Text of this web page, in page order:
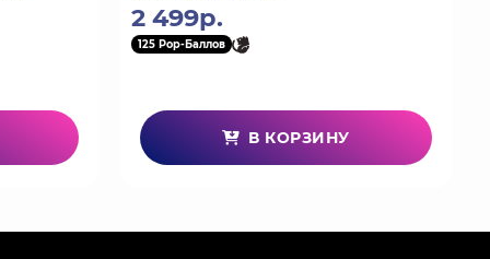
2 499р.
125 Pop-Баллов
В КОРЗИНУ